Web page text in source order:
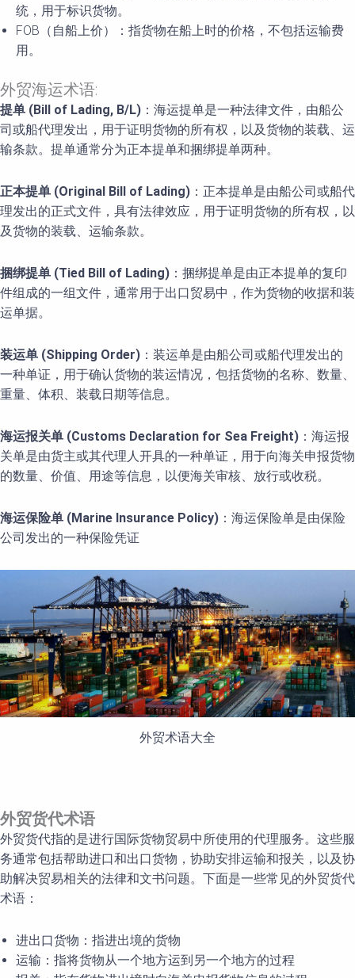
统，用于标识货物。
FOB（自船上价）：指货物在船上时的价格，不包括运输费
用。
外贸海运术语:
提单 (Bill of Lading, B/L) ：海运提单是一种法律文件，由船公
司或船代理发出，用于证明货物的所有权，以及货物的装载、运
输条款。提单通常分为正本提单和捆绑提单两种。
正本提单 (Original Bill of Lading) ：正本提单是由船公司或船代
理发出的正式文件，具有法律效应，用于证明货物的所有权，以
及货物的装载、运输条款。
捆绑提单 (Tied Bill of Lading) ：捆绑提单是由正本提单的复印
件组成的一组文件，通常用于出口贸易中，作为货物的收据和装
运单据。
装运单 (Shipping Order) ：装运单是由船公司或船代理发出的
一种单证，用于确认货物的装运情况，包括货物的名称、数量、
重量、体积、装载日期等信息。
海运报关单 (Customs Declaration for Sea Freight) ：海运报
关单是由货主或其代理人开具的一种单证，用于向海关申报货物
的数量、价值、用途等信息，以便海关审核、放行或收税。
海运保险单 (Marine Insurance Policy) ：海运保险单是由保险
公司发出的一种保险凭证
外贸术语大全
外贸货代术语
外贸货代指的是进行国际货物贸易中所使用的代理服务。这些服
务通常包括帮助进口和出口货物，协助安排运输和报关，以及协
助解决贸易相关的法律和文书问题。下面是一些常见的外贸货代
术语：
进出口货物：指进出境的货物
运输：指将货物从一个地方运到另一个地方的过程